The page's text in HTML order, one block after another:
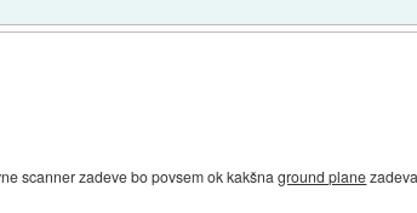
scanner zadeve bo povsem ok kakšnaground plane